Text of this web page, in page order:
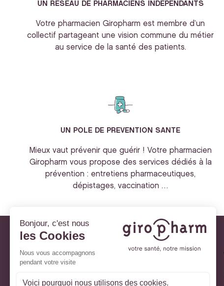
UN RESEAU DE PHARMACIENS INDEPENDANTS
Votre pharmacien Giropharm est membre d’un
collectif partageant une vision commune du métier
au service de la santé des patients.
UN POLE DE PREVENTION SANTE
Mieux vaut prévenir que guérir ! Votre pharmacien
Giropharm vous propose des services dédiés à la
prévention : entretiens pharmaceutiques,
dépistages, vaccination …
À votre service